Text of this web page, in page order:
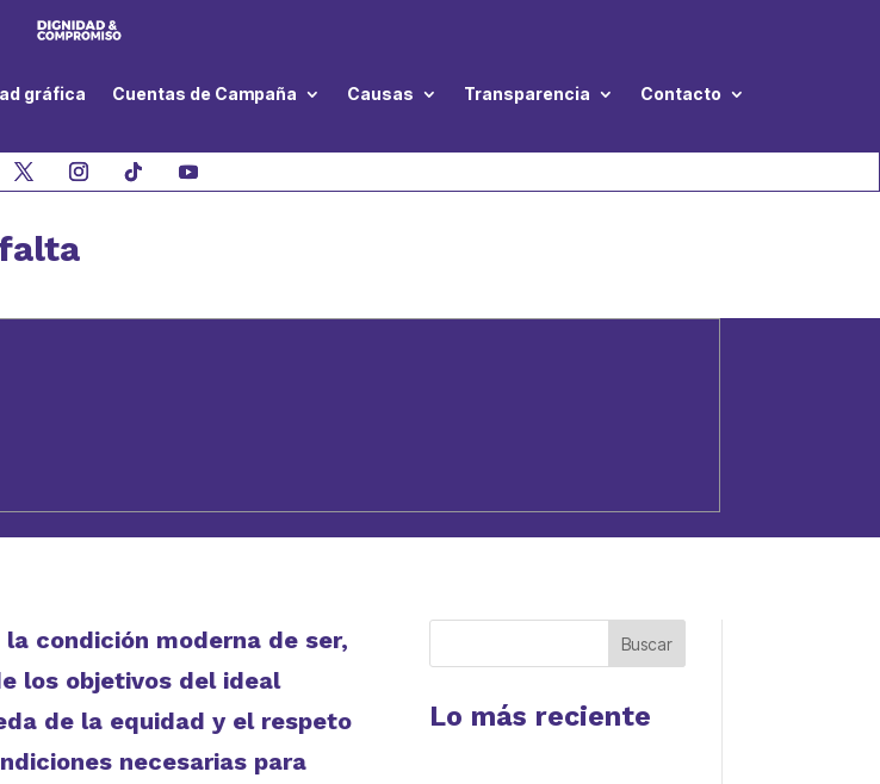
gráfica Cuentas de Campaña Causas Transparencia Contacto
condición moderna de ser,
los objetivos del ideal
de la equidad y el respeto
necesarias para
Buscar
Lo más reciente